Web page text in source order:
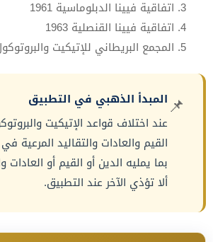
اتفاقية فيينا الدبلوماسية 1961
اتفاقية فيينا القنصلية 1963
المجمع البريطاني للإتيكيت والبروتوكول
📌المبدأ الذهبي في التطبيق
عند اختلاف قواعد الإتيكيت
القيم والعادات والتقاليد المرعية
بما يمليه الدين أو القيم أو
ألا تؤذي الآخر عند التطبيق.